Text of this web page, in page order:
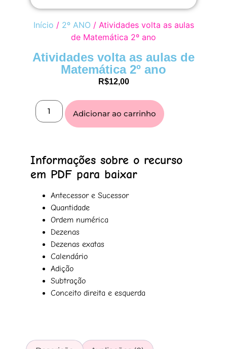
Início / 2º ANO / Atividades volta as aulas
de Matemática 2º ano
Atividades volta as aulas de
Matemática 2º ano
R$12,00
Adicionar ao carrinho
Informações sobre o recurso
em PDF para baixar
Antecessor e Sucessor
Quantidade
Ordem numérica
Dezenas
Dezenas exatas
Calendário
Adição
Subtração
Conceito direita e esquerda